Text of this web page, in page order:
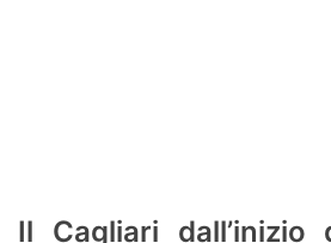
Il Cagliari